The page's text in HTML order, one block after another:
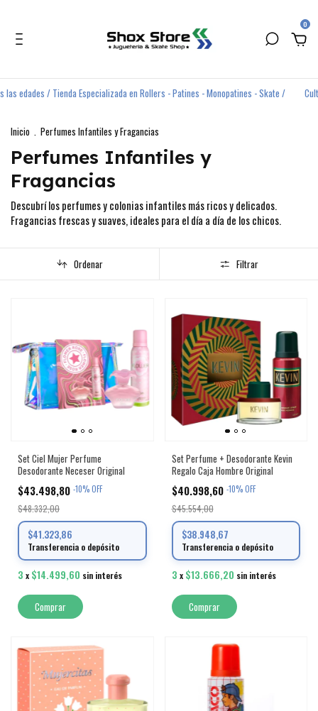
0
edades / Tienda Especializada en Rollers - Patines - Monopatines - Skate /
Inicio . Perfumes Infantiles y Fragancias
Perfumes Infantiles y
Fragancias
Descubrí los perfumes y colonias infantiles más ricos y delicados.
Fragancias frescas y suaves, ideales para el día a día de los chicos.
Ordenar Filtrar
Set Ciel Mujer Perfume
Desodorante Neceser Original
$43.498,80 -10%OFF
$48.332,00
$41.323,86
Transferencia o depósito
3 x $14.499,60 sin interés
Comprar
Set Perfume + Desodorante Kevin
Regalo Caja Hombre Original
$40.998,60 -10%OFF
$45.554,00
$38.948,67
Transferencia o depósito
3 x $13.666,20 sin interés
Comprar